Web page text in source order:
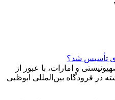
و امارات، با عبور از
در فرودگاه بین‌المللی ابوظبی